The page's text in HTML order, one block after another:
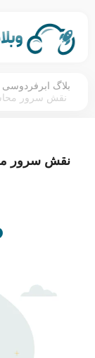
بلاگ ابرفردوسی
نقش سرور
نقش سرور